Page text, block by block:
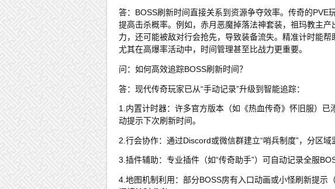
答：BOSS刷新时间直接关系到资源争夺效率。传奇的PVE
提高击杀概率。例如，赤月恶魔掉落法神套装，祖玛教主
力，还可能被敌对行会抢先，导致装备流失。精准计时能帮
尤其在高爆率活动中，时间管理甚至比战力更重要。
问：如何高效追踪BOSS刷新时间？
答：现代传奇玩家已从“手动记录”升级到智能追踪：
1.内置计时器：许多官方版本（如《热血传奇》怀旧服）
动提示下次刷新时间。
2.行会协作：通过Discord或微信群建立“哨兵制度”，分区域
3.插件辅助：专业插件（如“传奇助手”）可自动记录全服
4.地图机制利用：部分BOSS房有入口动画或小怪刷新提示